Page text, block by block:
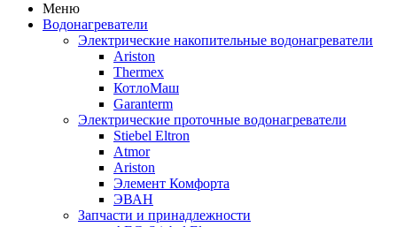
Меню
Водонагреватели
Электрические накопительные водонагреватели
Ariston
Thermex
КотлоМаш
Garanterm
Электрические проточные водонагреватели
Stiebel Eltron
Atmor
Ariston
Элемент Комфорта
ЭВАН
Запчасти и принадлежности